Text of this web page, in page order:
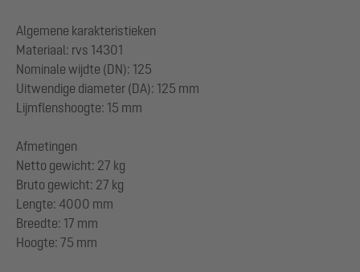
Algemene karakteristieken
Materiaal: rvs 14301
Nominale wijdte (DN): 125
Uitwendige diameter (DA): 125 mm
Lijmflenshoogte: 15 mm
Afmetingen
Netto gewicht: 27 kg
Bruto gewicht: 27 kg
Lengte: 4000 mm
Breedte: 17 mm
Hoogte: 75 mm